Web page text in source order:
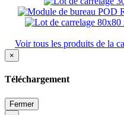
Voir tous les produits de la
×
Téléchargement
Fermer